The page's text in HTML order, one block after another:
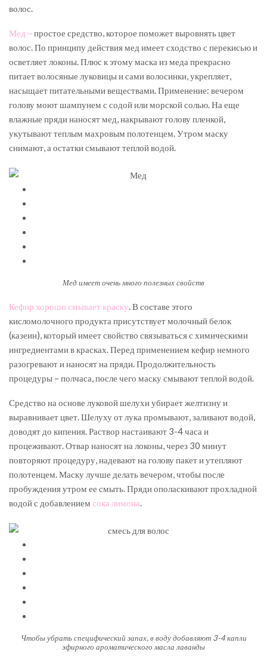
волос.
Мед – простое средство, которое поможет выровнять цвет
волос. По принципу действия мед имеет сходство с перекисью и
осветляет локоны. Плюс к этому маска из меда прекрасно
питает волосяные луковицы и сами волосинки, укрепляет,
насыщает питательными веществами. Применение: вечером
голову моют шампунем с содой или морской солью. На еще
влажные пряди наносят мед, накрывают голову пленкой,
укутывают теплым махровым полотенцем. Утром маску
снимают, а остатки смывают теплой водой.
Мед имеет очень много полезных свойств
Кефир хорошо смывает краску. В составе этого
кисломолочного продукта присутствует молочный белок
(казеин), который имеет свойство связываться с химическими
ингредиентами в красках. Перед применением кефир немного
разогревают и наносят на пряди. Продолжительность
процедуры – полчаса, после чего маску смывают теплой водой.
Средство на основе луковой шелухи убирает желтизну и
выравнивает цвет. Шелуху от лука промывают, заливают водой,
доводят до кипения. Раствор настаивают 3-4 часа и
процеживают. Отвар наносят на локоны, через 30 минут
повторяют процедуру, надевают на голову пакет и утепляют
полотенцем. Маску лучше делать вечером, чтобы после
пробуждения утром ее смыть. Пряди ополаскивают прохладной
водой с добавлением сока лимона.
Чтобы убрать специфический запах, в воду добавляют 3-4 капли
эфирного ароматического масла лаванды